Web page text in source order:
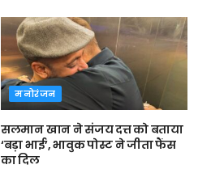
मनोरंजन
सलमान खान ने संजय दत्त को बताया
‘बड़ा भाई’, भावुक पोस्ट ने जीता फैंस
का दिल